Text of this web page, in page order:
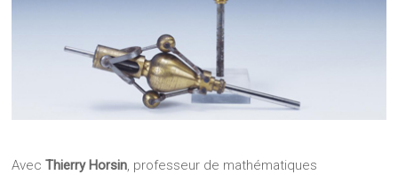
AvecThierry Horsin, professeur de mathématiques